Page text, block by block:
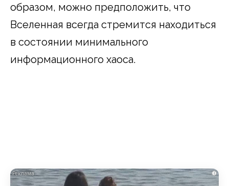
образом, можно предположить, что
Вселенная всегда стремится находиться
в состоянии минимального
информационного хаоса.
i